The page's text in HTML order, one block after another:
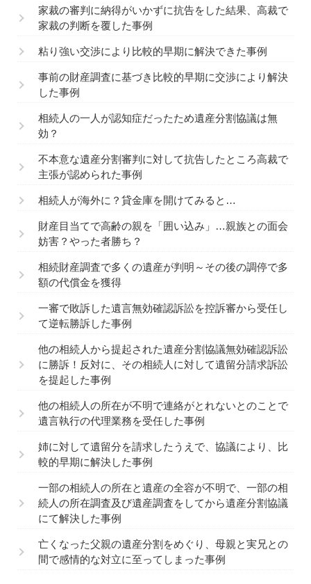
家裁の審判に納得がいかずに抗告をした結果、高裁で
家裁の判断を覆した事例
粘り強い交渉により比較的早期に解決できた事例
事前の財産調査に基づき比較的早期に交渉により解決
した事例
相続人の一人が認知症だったため遺産分割協議は無
効？
不本意な遺産分割審判に対して抗告したところ高裁で
主張が認められた事例
相続人が海外に？貸金庫を開けてみると…
財産目当てで高齢の親を「囲い込み」…親族との面会
妨害？やった者勝ち？
相続財産調査で多くの遺産が判明～その後の調停で多
額の代償金を獲得
一審で敗訴した遺言無効確認訴訟を控訴審から受任し
て逆転勝訴した事例
他の相続人から提起された遺産分割協議無効確認訴訟
に勝訴！反対に、その相続人に対して遺留分請求訴訟
を提起した事例
他の相続人の所在が不明で連絡がとれないとのことで
遺言執行の代理業務を受任した事例
姉に対して遺留分を請求したうえで、協議により、比
較的早期に解決した事例
一部の相続人の所在と遺産の全容が不明で、一部の相
続人の所在調査及び遺産調査をしてから遺産分割協議
にて解決した事例
亡くなった父親の遺産分割をめぐり、母親と実兄との
間で感情的な対立に至ってしまった事例